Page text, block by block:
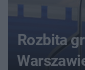
Rozbita